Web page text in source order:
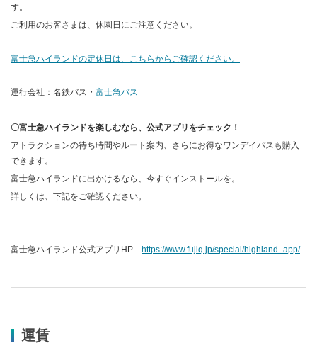
す。
ご利用のお客さまは、休園日にご注意ください。
富士急ハイランドの定休日は、こちらからご確認ください。
運行会社：名鉄バス・ 富士急バス
〇富士急ハイランドを楽しむなら、公式アプリをチェック！
アトラクションの待ち時間やルート案内、さらにお得なワンデイパスも購入
できます。
富士急ハイランドに出かけるなら、今すぐインストールを。
詳しくは、下記をご確認ください。
富士急ハイランド公式アプリHP https://www.fujiq.jp/special/highland_app/
運賃